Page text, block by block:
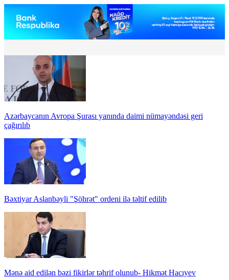
Azərbaycanın Avropa Şurası yanında daimi nümayəndəsi geri
çağırılıb
Bəxtiyar Aslanbəyli "Şöhrət" ordeni ilə təltif edilib
Mənə aid edilən bəzi fikirlər təhrif olunub- Hikmət Hacıyev